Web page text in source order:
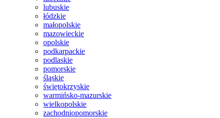
lubuskie
łódzkie
małopolskie
mazowieckie
opolskie
podkarpackie
podlaskie
pomorskie
śląskie
świętokrzyskie
warmińsko-mazurskie
wielkopolskie
zachodniopomorskie